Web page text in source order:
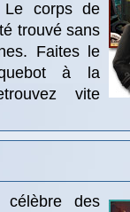
corps de
trouvé sans
Faites le
à la
vite
des